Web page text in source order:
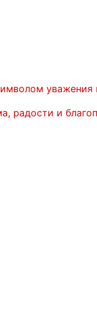
радости и